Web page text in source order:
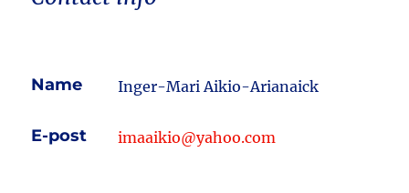
Name Inger-Mari Aikio-Arianaick
E-post imaaikio@yahoo.com